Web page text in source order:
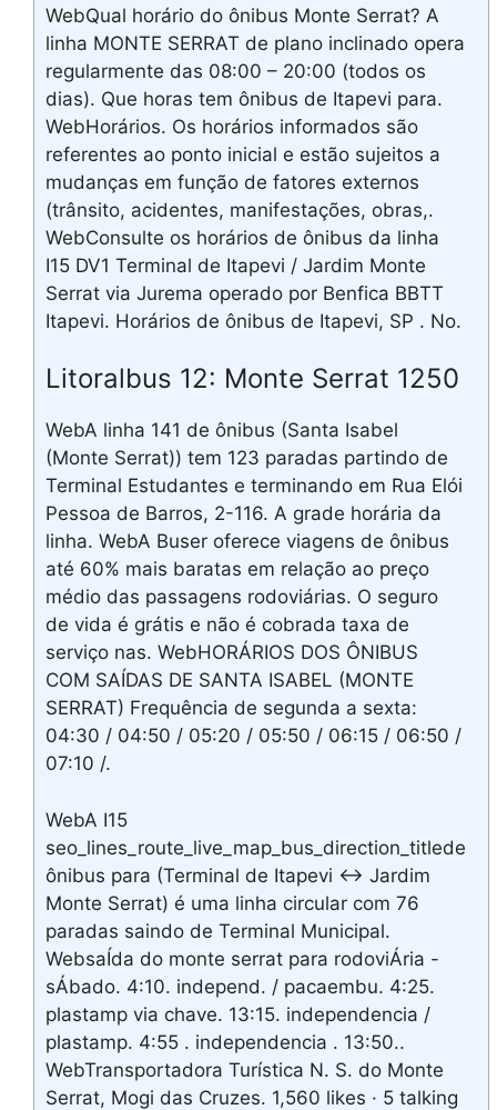
WebQual horário do ônibus Monte Serrat? A
linha MONTE SERRAT de plano inclinado opera
regularmente das 08:00 – 20:00 (todos os
dias). Que horas tem ônibus de Itapevi para.
WebHorários. Os horários informados são
referentes ao ponto inicial e estão sujeitos a
mudanças em função de fatores externos
(trânsito, acidentes, manifestações, obras,.
WebConsulte os horários de ônibus da linha
I15 DV1 Terminal de Itapevi / Jardim Monte
Serrat via Jurema operado por Benfica BBTT
Itapevi. Horários de ônibus de Itapevi, SP . No.
Litoralbus 12: Monte Serrat 1250
WebA linha 141 de ônibus (Santa Isabel
(Monte Serrat)) tem 123 paradas partindo de
Terminal Estudantes e terminando em Rua Elói
Pessoa de Barros, 2-116. A grade horária da
linha. WebA Buser oferece viagens de ônibus
até 60% mais baratas em relação ao preço
médio das passagens rodoviárias. O seguro
de vida é grátis e não é cobrada taxa de
serviço nas. WebHORÁRIOS DOS ÔNIBUS
COM SAÍDAS DE SANTA ISABEL (MONTE
SERRAT) Frequência de segunda a sexta:
04:30 / 04:50 / 05:20 / 05:50 / 06:15 / 06:50 /
07:10 /.
WebA I15
seo_lines_route_live_map_bus_direction_titlede
ônibus para (Terminal de Itapevi <-> Jardim
Monte Serrat) é uma linha circular com 76
paradas saindo de Terminal Municipal.
WebsaÍda do monte serrat para rodoviÁria -
sÁbado. 4:10. independ. / pacaembu. 4:25.
plastamp via chave. 13:15. independencia /
plastamp. 4:55 . independencia . 13:50..
WebTransportadora Turística N. S. do Monte
Serrat, Mogi das Cruzes. 1,560 likes · 5 talking